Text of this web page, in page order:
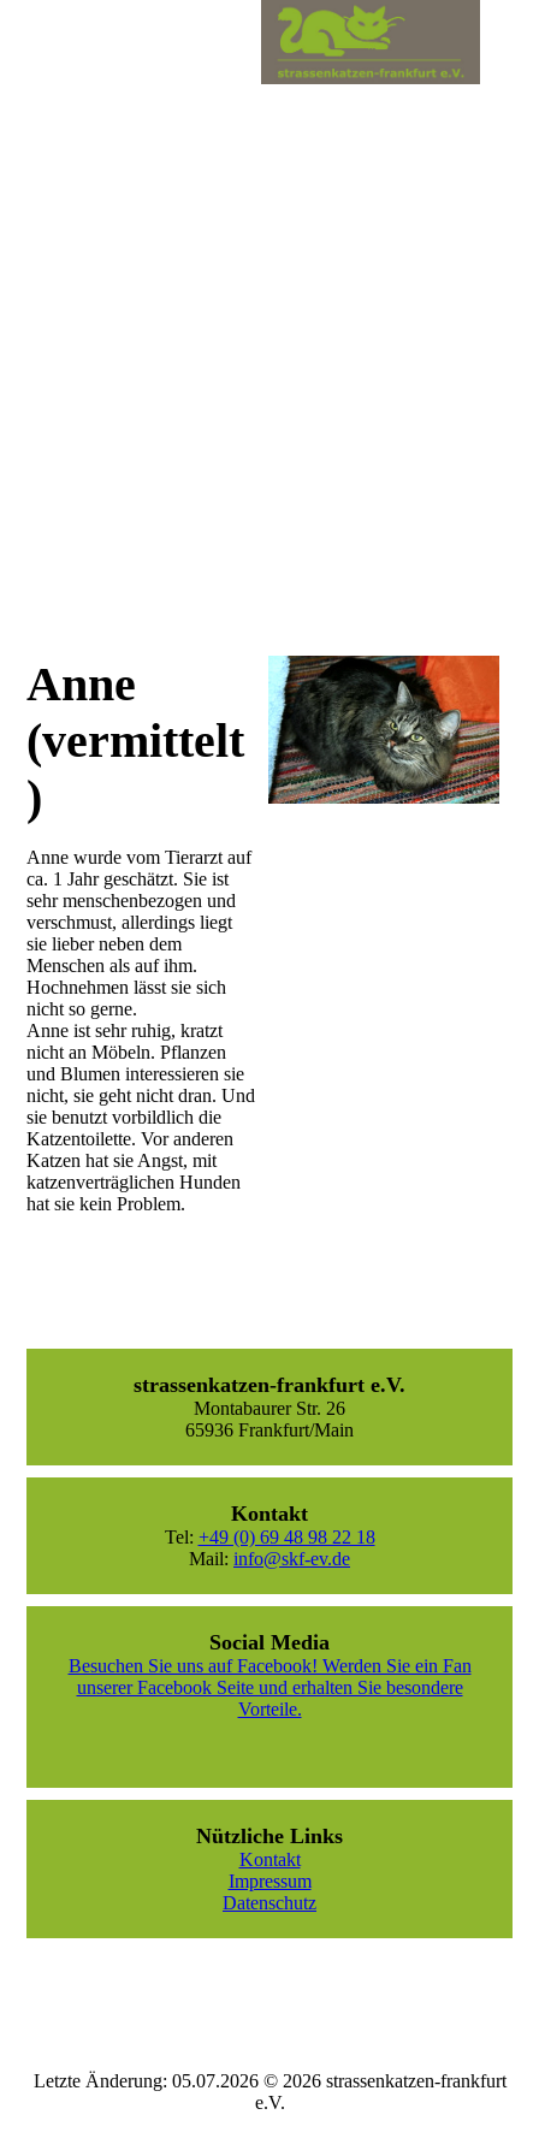
Anne
(vermittelt
)
Anne wurde vom Tierarzt auf
ca. 1 Jahr geschätzt. Sie ist
sehr menschenbezogen und
verschmust, allerdings liegt
sie lieber neben dem
Menschen als auf ihm.
Hochnehmen lässt sie sich
nicht so gerne.
Anne ist sehr ruhig, kratzt
nicht an Möbeln. Pflanzen
und Blumen interessieren sie
nicht, sie geht nicht dran. Und
sie benutzt vorbildlich die
Katzentoilette. Vor anderen
Katzen hat sie Angst, mit
katzenverträglichen Hunden
hat sie kein Problem.
strassenkatzen-frankfurt e.V.
Montabaurer Str. 26
65936 Frankfurt/Main
Kontakt
Tel: +49 (0) 69 48 98 22 18
Mail: info@skf-ev.de
Social Media
Besuchen Sie uns auf Facebook! Werden Sie ein Fan
unserer Facebook Seite und erhalten Sie besondere
Vorteile.
Nützliche Links
Kontakt
Impressum
Datenschutz
Letzte Änderung: 05.07.2026 © 2026 strassenkatzen-frankfurt
e.V.